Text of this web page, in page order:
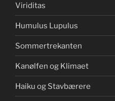
Viriditas
Humulus Lupulus
Sommertrekanten
Kanølfen og Klimaet
Haiku og Stavbærere